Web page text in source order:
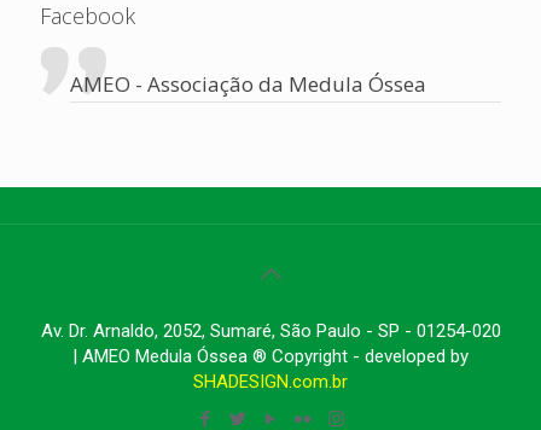
Facebook
AMEO - Associação da Medula Óssea
Av. Dr. Arnaldo, 2052, Sumaré, São Paulo - SP - 01254-020
| AMEO Medula Óssea ® Copyright - developed by
SHADESIGN.com.br